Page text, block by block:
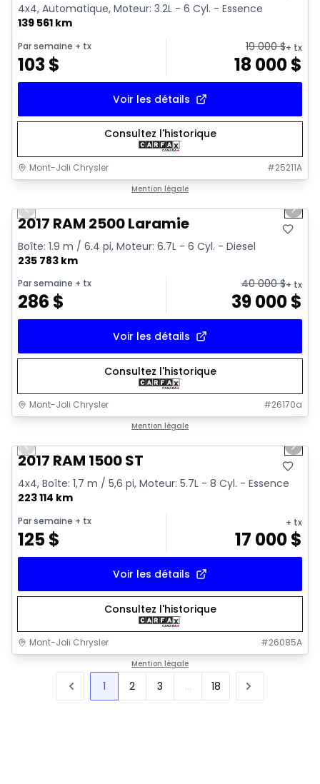
4x4, Automatique, Moteur: 3.2L - 6 Cyl. - Essence
139 561 km
Par semaine + tx
103$
19 000$+ tx
18 000$
Voir les détails
Consultez l'historique
Mont-Joli Chrysler #25211A
Mention légale
Vidéo disponible
Previous slide Next
2017 RAM 2500 Laramie
Boîte: 1.9 m / 6.4 pi, Moteur: 6.7L - 6 Cyl. - Diesel
235 783 km
Par semaine + tx
286 $
40 000$+ tx
39 000$
Voir les détails
Consultez l'historique
Mont-Joli Chrysler #26170a
Mention légale
Vidéo disponible
Previous slide Next
2017 RAM 1500 ST
4x4, Boîte: 1,7 m / 5,6 pi, Moteur: 5.7L - 8 Cyl. - Essence
223 114 km
Par semaine + tx
125$
+ tx
17 000$
Voir les détails
Consultez l'historique
Mont-Joli Chrysler #26085A
Mention légale
1 2 3 ... 18